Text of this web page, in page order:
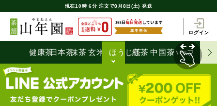
現在10時 6分 注文で8月8日(土) 発送
ログイン
健康茶日本茶抹茶 玄米茶ほうじ茶
紅茶 中国茶ハーブティ